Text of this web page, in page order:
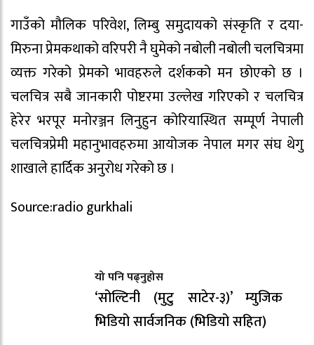
गाउँको मौलिक परिवेश, लिम्बु समुदायको संस्कृति र दया-
मिरुना प्रेमकथाको वरिपरी नै घुमेको नबोली नबोली चलचित्रमा
व्यक्त गरेको प्रेमको भावहरुले दर्शकको मन छोएको छ ।
चलचित्र सबै जानकारी पोष्टरमा उल्लेख गरिएको र चलचित्र
हेरेर भरपूर मनोरञ्जन लिनुहुन कोरियास्थित सम्पूर्ण नेपाली
चलचित्रप्रेमी महानुभावहरुमा आयोजक नेपाल मगर संघ थेगु
शाखाले हार्दिक अनुरोध गरेको छ ।
Source:radio gurkhali
यो पनि पढ्नुहोस
‘सोल्टिनी (मुटु साटेर-३)’ म्युजिक
भिडियो सार्वजनिक (भिडियो सहित)